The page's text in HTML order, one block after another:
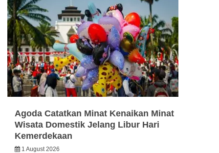
Agoda Catatkan Minat Kenaikan Minat
Wisata Domestik Jelang Libur Hari
Kemerdekaan
1 August 2026